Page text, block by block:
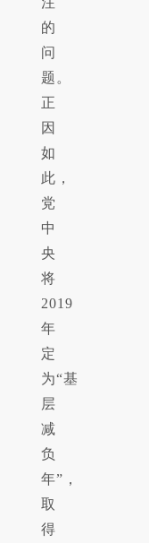
的
问
题。
正
因
如
此，
党
中
央
将
2019
年
定
为“基
层
减
负
年”，
取
得